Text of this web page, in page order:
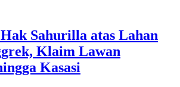
Sahurilla atas Lahan
Klaim Lawan
Kasasi